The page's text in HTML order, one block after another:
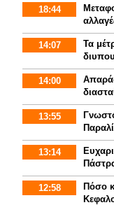
18:44
14:07
Τα
14:00
13:55
13:14
12:58
Πόσο